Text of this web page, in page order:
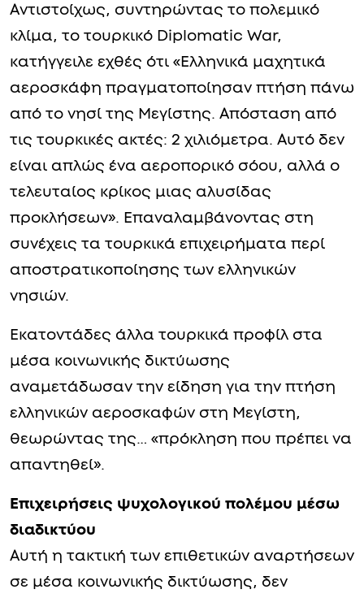
Αντιστοίχως, συντηρώντας το πολεμικό
κλίμα, το τουρκικό Diplomatic War,
κατήγγειλε εχθές ότι «Ελληνικά μαχητικά
αεροσκάφη πραγματοποίησαν πτήση πάνω
από το νησί της Μεγίστης. Απόσταση από
τις τουρκικές ακτές: 2 χιλιόμετρα. Αυτό δεν
είναι απλώς ένα αεροπορικό σόου, αλλά ο
τελευταίος κρίκος μιας αλυσίδας
προκλήσεων». Επαναλαμβάνοντας στη
συνέχεις τα τουρκικά επιχειρήματα περί
αποστρατικοποίησης των ελληνικών
νησιών.
Εκατοντάδες άλλα τουρκικά προφίλ στα
μέσα κοινωνικής δικτύωσης
αναμετάδωσαν την είδηση για την πτήση
ελληνικών αεροσκαφών στη Μεγίστη,
θεωρώντας της… «πρόκληση που πρέπει να
απαντηθεί».
Επιχειρήσεις ψυχολογικού πολέμου μέσω
διαδικτύου
Αυτή η τακτική των επιθετικών αναρτήσεων
σε μέσα κοινωνικής δικτύωσης, δεν